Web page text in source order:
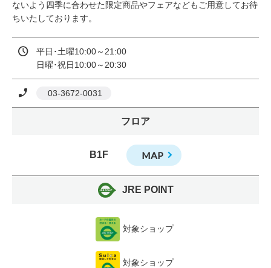
ないよう四季に合わせた限定商品やフェアなどもご用意してお待
ちいたしております。
平日･土曜10:00～21:00
日曜･祝日10:00～20:30
03-3672-0031
フロア
B1F MAP
JRE POINT
対象ショップ
対象ショップ